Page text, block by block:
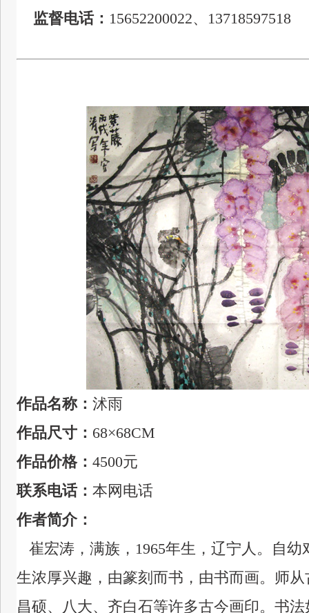
监督电话： 15652200022、13718597518
作品名称： 沭雨
作品尺寸： 68×68CM
作品价格： 4500元
联系电话： 本网电话
作者简介：
崔宏涛，满族，1965年生，辽宁人。自
生浓厚兴趣，由篆刻而书，由书而画。师
昌硕、八大、齐白石等许多古今画印。书